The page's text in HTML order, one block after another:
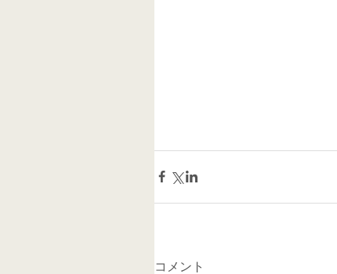
コメント